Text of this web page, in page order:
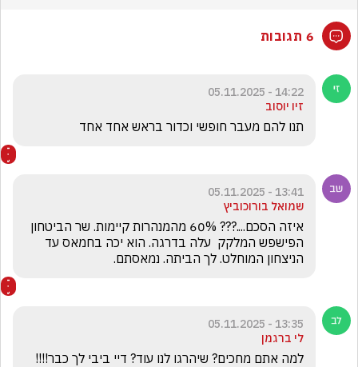
6 תגובות
14:22 - 05.11.2025
זיו יוסוב
תנו להם מעבר חופשי וכדור בראש אחד אחד
13:41 - 05.11.2025
שמואל בורוכוביץ
הניצחון המוחלט. לך הביתה. נמאסתם.
13:35 - 05.11.2025
לי ברגמן
למה אתם מחכים? שיהרגו לנו עוד? דיי ביבי לך כבר!!!!